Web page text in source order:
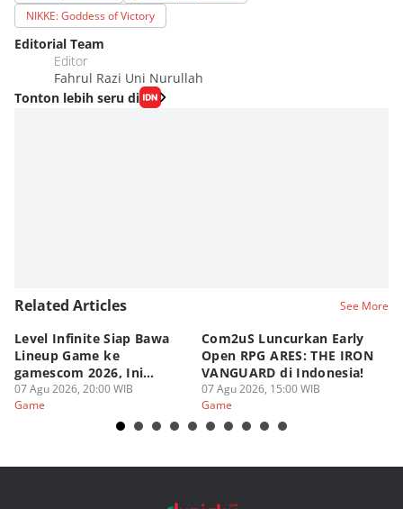
NIKKE: Goddess of Victory
Editorial Team
Editor
Fahrul Razi Uni Nurullah
Tonton lebih seru di
Related Articles See More
Level Infinite Siap Bawa
Lineup Game ke
gamescom 2026, Ini
Judulnya!
07 Agu 2026, 20:00 WIB
Game
Com2uS Luncurkan Early
Open RPG ARES: THE IRON
VANGUARD di Indonesia!
07 Agu 2026, 15:00 WIB
Game